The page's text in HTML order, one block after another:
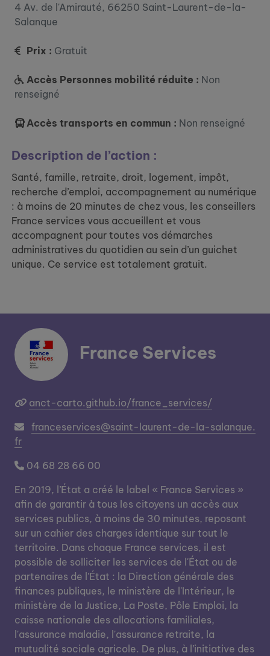
4 Av. de l'Amirauté, 66250 Saint-Laurent-de-la-
Salanque
Prix : Gratuit
Accès Personnes mobilité réduite : Non
renseigné
Accès transports en commun : Non renseigné
Description de l’action :
Santé, famille, retraite, droit, logement, impôt,
recherche d’emploi, accompagnement au numérique
: à moins de 20 minutes de chez vous, les conseillers
France services vous accueillent et vous
accompagnent pour toutes vos démarches
administratives du quotidien au sein d’un guichet
unique. Ce service est totalement gratuit.
France Services
anct-carto.github.io/france_services/
franceservices@saint-laurent-de-la-salanque.
fr
04 68 28 66 00
En 2019, l’État a créé le label « France Services »
afin de garantir à tous les citoyens un accès aux
services publics, à moins de 30 minutes, reposant
sur un cahier des charges identique sur tout le
territoire. Dans chaque France services, il est
possible de solliciter les services de l'État ou de
partenaires de l'État : la Direction générale des
finances publiques, le ministère de l'Intérieur, le
ministère de la Justice, La Poste, Pôle Emploi, la
caisse nationale des allocations familiales,
l'assurance maladie, l'assurance retraite, la
mutualité sociale agricole. De plus, à l’initiative des